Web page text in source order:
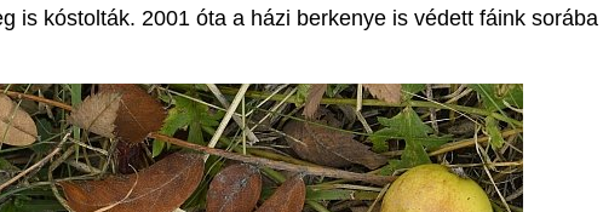
is kóstolták. 2001 óta a házi berkenye is védett fáink sorába